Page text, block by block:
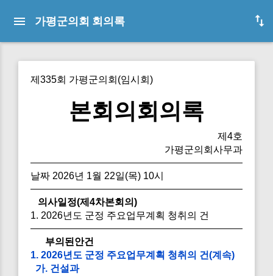
가평군의회 회의록
제335회 가평군의회(임시회)
본회의회의록
제4호
가평군의회사무과
날짜 2026년 1월 22일(목) 10시
의사일정(제4차본회의)
1. 2026년도 군정 주요업무계획 청취의 건
부의된안건
1. 2026년도 군정 주요업무계획 청취의 건(계속)
가. 건설과